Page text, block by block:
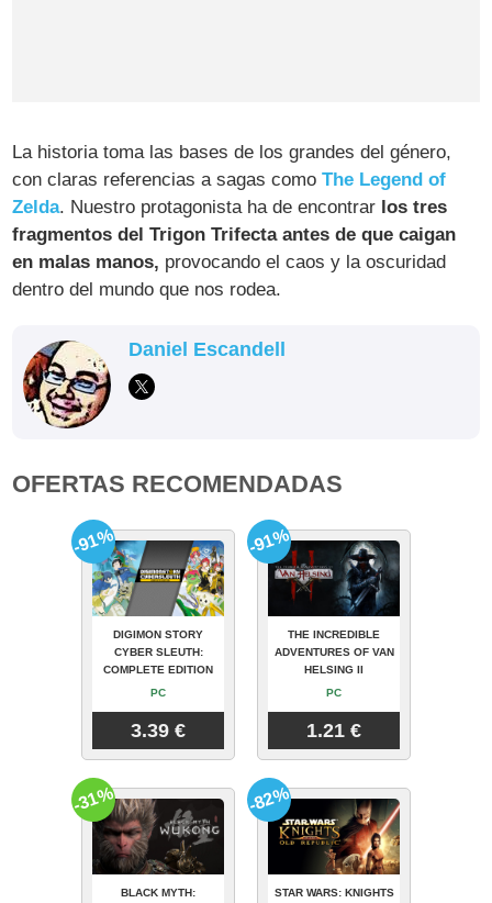
La historia toma las bases de los grandes del género,
con claras referencias a sagas comoThe Legend of
Zelda. Nuestro protagonista ha de encontrar los tres
fragmentos del Trigon Trifecta antes de que caigan
en malas manos, provocando el caos y la oscuridad
dentro del mundo que nos rodea.
Daniel Escandell
OFERTAS RECOMENDADAS
DIGIMON STORY
CYBER SLEUTH:
COMPLETE EDITION
PC
3.39 €
-91%
THE INCREDIBLE
ADVENTURES OF VAN
HELSING II
PC
1.21 €
-91%
BLACK MYTH:
-31%
STAR WARS: KNIGHTS
-82%